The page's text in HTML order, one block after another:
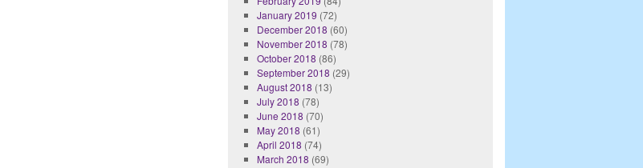
January 2019 (72)
December 2018 (60)
November 2018 (78)
October 2018 (86)
September 2018 (29)
August 2018 (13)
July 2018 (78)
June 2018 (70)
May 2018 (61)
April 2018 (74)
March 2018 (69)